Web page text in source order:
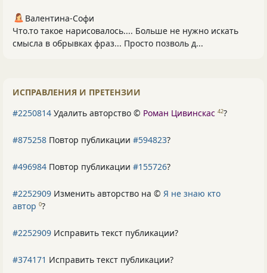
Валентина-Софи
Что.то такое нарисовалось.... Больше не нужно искать
смысла в обрывках фраз... Просто позволь д...
ИСПРАВЛЕНИЯ И ПРЕТЕНЗИИ
#2250814 Удалить авторство © Роман Цивинскас 42?
#875258 Повтор публикации #594823?
#496984 Повтор публикации #155726?
#2252909 Изменить авторство на © Я не знаю кто
автор 0?
#2252909 Исправить текст публикации?
#374171 Исправить текст публикации?